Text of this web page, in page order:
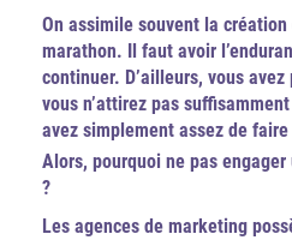
On assimile souvent la création
marathon. Il faut avoir
continuer. D’ailleurs, vous
vous n’attirez pas
avez simplement assez de
Alors, pourquoi ne pas engager
?
Les agences de marketing